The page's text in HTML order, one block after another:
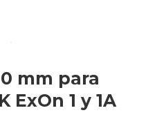
mm para
ExOn 1 y 1A